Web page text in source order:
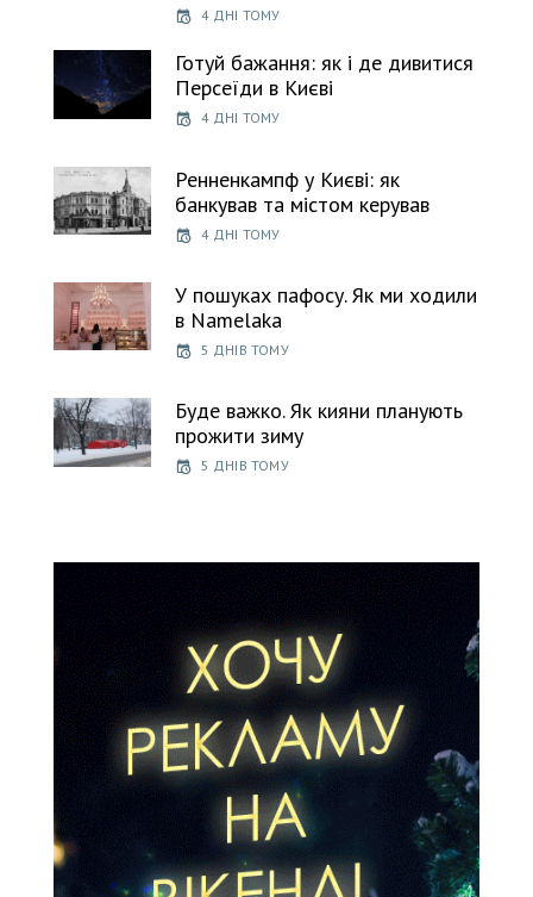
4 ДНІ ТОМУ
Готуй бажання: як і де дивитися
Персеїди в Києві
4 ДНІ ТОМУ
Ренненкампф у Києві: як
банкував та містом керував
4 ДНІ ТОМУ
У пошуках пафосу. Як ми ходили
в Namelaka
5 ДНІВ ТОМУ
Буде важко. Як кияни планують
прожити зиму
5 ДНІВ ТОМУ